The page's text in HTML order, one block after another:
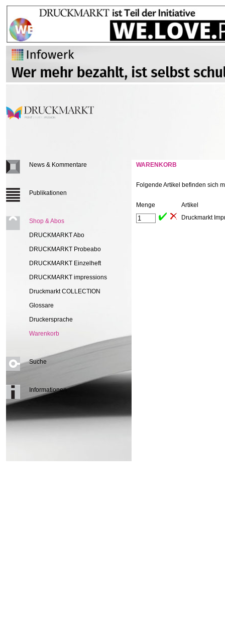
News & Kommentare
Publikationen
Shop & Abos
DRUCKMARKT Abo
DRUCKMARKT Probeabo
DRUCKMARKT Einzelheft
DRUCKMARKT impressions
Druckmarkt COLLECTION
Glossare
Druckersprache
Warenkorb
Suche
Informationen
WARENKORB
Folgende Artikel befinden sich
Menge
Artikel
Druckmarkt